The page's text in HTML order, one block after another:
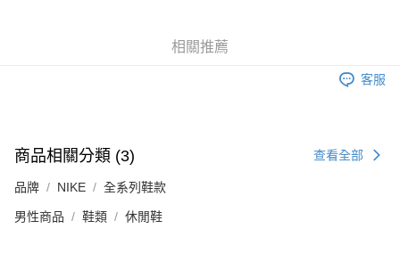
相關推薦
客服
商品相關分類 (3) 查看全部
品牌 NIKE 全系列鞋款
男性商品 鞋類 休閒鞋